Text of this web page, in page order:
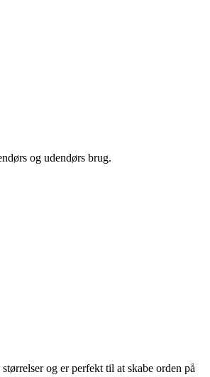
og udendørs brug.
og er perfekt til at skabe orden på